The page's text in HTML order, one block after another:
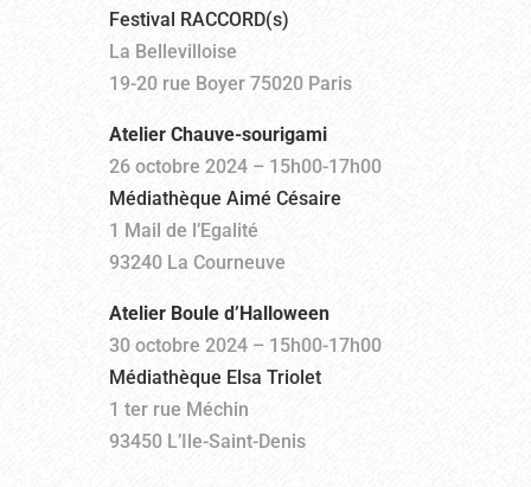
Festival RACCORD(s)
La Bellevilloise
19-20 rue Boyer 75020 Paris
Atelier Chauve-sourigami
26 octobre 2024 – 15h00-17h00
Médiathèque Aimé Césaire
1 Mail de l’Egalité
93240 La Courneuve
Atelier Boule d’Halloween
30 octobre 2024 – 15h00-17h00
Médiathèque Elsa Triolet
1 ter rue Méchin
93450 L’Ile-Saint-Denis